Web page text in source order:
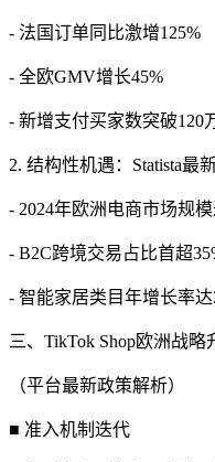
- 法国订单同比激增125%
- 全欧GMV增长45%
- 新增支付买家数突破120
2. 结构性机遇：Statista最
- 2024年欧洲电商市场规模
- B2C跨境交易占比首超
- 智能家居类目年增长率达
三、TikTok Shop欧洲战略
（平台最新政策解析）
■ 准入机制迭代